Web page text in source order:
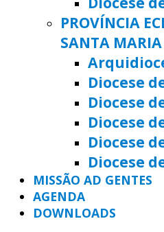
PROVÍNCIA
SANTA MARIA
Diocese
Diocese
Diocese
Diocese
Diocese
MISSÃO AD GENTES
AGENDA
DOWNLOADS